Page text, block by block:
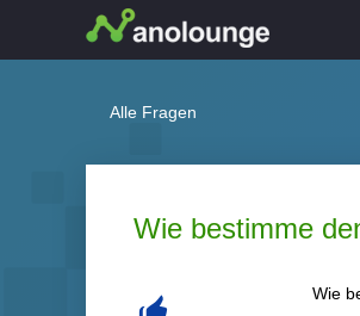
Alle Fragen
Wie bestimme
Wie